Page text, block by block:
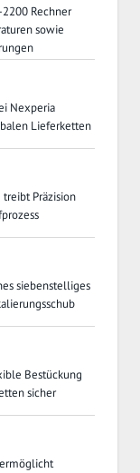
Rechner
sowie
Nexperia
Lieferketten
treibt Präzision
siebenstelliges
Bestückung
sicher